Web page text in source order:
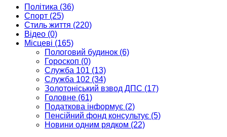
Політика (36)
Спорт (25)
Стиль життя (220)
Відео (0)
Місцеві (165)
Пологовий будинок (6)
Гороскоп (0)
Служба 101 (13)
Служба 102 (34)
Золотоніський взвод ДПС (17)
Головне (61)
Податкова інформує (2)
Пенсійний фонд консультує (5)
Новини одним рядком (22)